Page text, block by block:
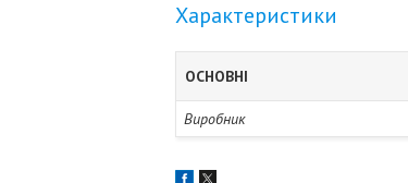
Характеристики
ОСНОВНІ
Виробник